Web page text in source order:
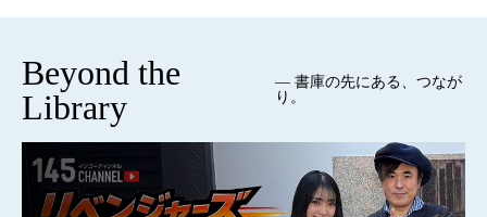
Beyond the
Library
— 書庫の先にある、つなが
り。